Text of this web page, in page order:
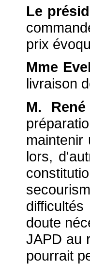
Le
prix
Mme
livraison
M. René
lors,
doute
JAPD au
pourrait